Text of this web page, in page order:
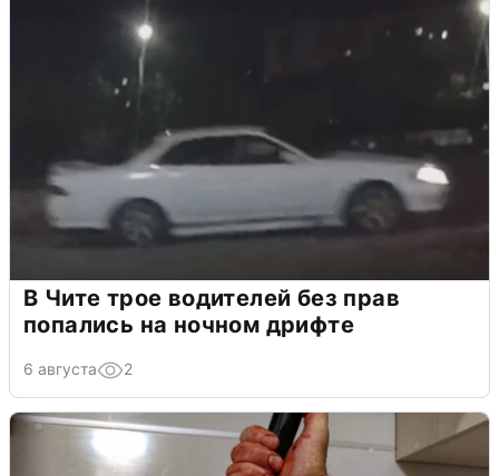
В Чите трое водителей без прав
попались на ночном дрифте
6 августа 2